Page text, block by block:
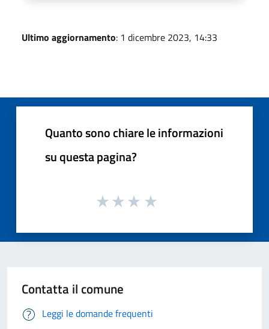
Ultimo aggiornamento: 1 dicembre 2023, 14:33
Quanto sono chiare le informazioni
su questa pagina?
Contatta il comune
Leggi le domande frequenti